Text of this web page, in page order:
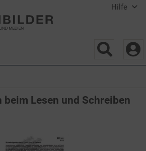
Hilfe
Lesen und Schreiben